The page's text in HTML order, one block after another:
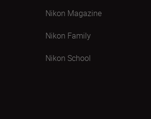
Nikon Magazine
Nikon Family
Nikon School